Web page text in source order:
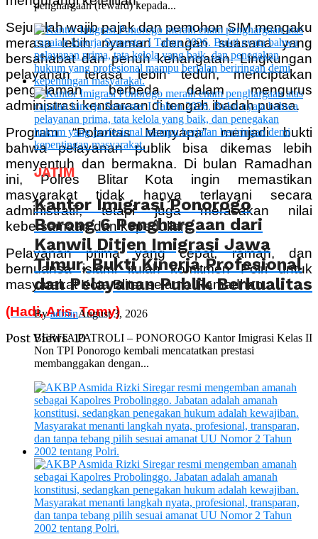
Sejumlah wajib pajak dan pemohon SIM mengaku
merasa lebih nyaman dengan suasana yang
bersahabat dan penuh kehangatan. Lingkungan
pelayanan terasa lebih teduh, menciptakan
pengalaman berbeda dalam mengurus
administrasi kendaraan di tengah ibadah puasa.
Program “Polantas Menyapa” menjadi bukti
bahwa pelayanan publik bisa dikemas lebih
menyentuh dan bermakna. Di bulan Ramadhan
ini, Polres Blitar Kota ingin memastikan
masyarakat tidak hanya terlayani secara
administratif, tetapi juga merasakan nilai
kebersamaan dan kepedulian.
Pelayanan prima yang cepat, ramah, dan
bernuansa islami itulah komitmen Polri untuk
masyarakat Kota Blitar selama Ramadhan.
(Hadi, Aris, Tomy)
Post Views: 10
penghargaan (reward) kepada...
JATIM
Kantor Imigrasi Ponorogo
Borong 6 Penghargaan dari
Kanwil Ditjen Imigrasi Jawa
Timur, Bukti Kinerja Profesional
dan Pelayanan Publik Berkualitas
ByadminAugust 3, 2026
BERITA PATROLI – PONOROGO Kantor Imigrasi Kelas II
Non TPI Ponorogo kembali mencatatkan prestasi
membanggakan dengan...